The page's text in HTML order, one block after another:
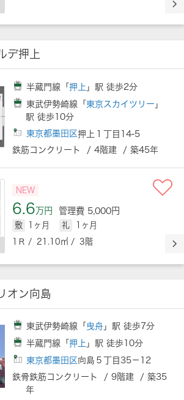
デ押上
半蔵門線「押上 」駅 徒歩2分
東武伊勢崎線「東京スカイツリー 」
駅 徒歩10分
東京都墨田区押上１丁目14-5
鉄筋コンクリート / 4階建 / 築45年
NEW
6.6万円 管理費 5,000円
敷 1ヶ月 礼
1ヶ月
1Ｒ / 21.10㎡ / 3階
オン向島
東武伊勢崎線「 曳舟 」駅 徒歩7分
半蔵門線「押上 」駅 徒歩10分
東京都墨田区 向島５丁目35－12
鉄骨鉄筋コンクリート / 9階建 / 築35
年